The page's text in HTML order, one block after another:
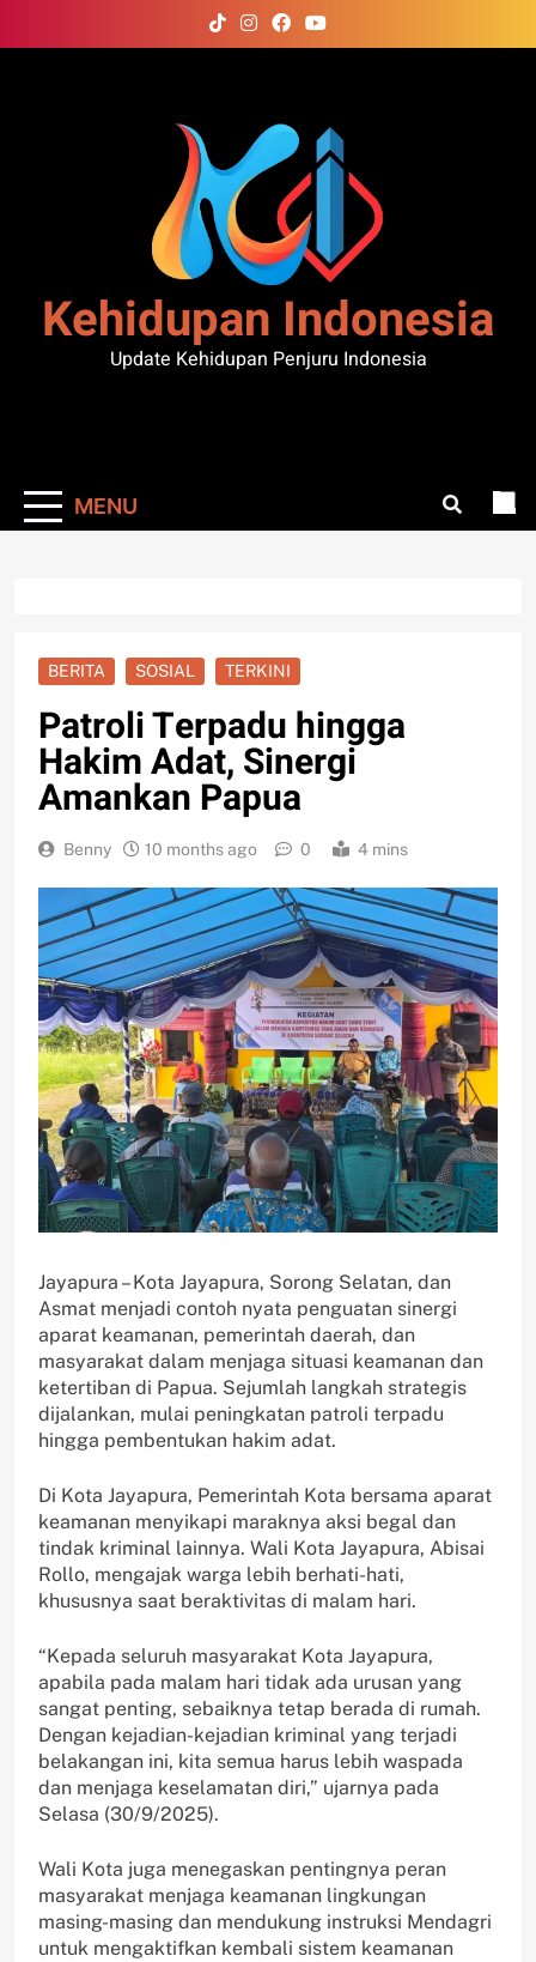
to
Kehidupan Indonesia
Update Kehidupan Penjuru Indonesia
MENU
BERITA SOSIAL TERKINI
Patroli Terpadu hingga
Hakim Adat, Sinergi
Amankan Papua
Benny 10 months ago 0 4 mins
Jayapura – Kota Jayapura, Sorong Selatan, dan
Asmat menjadi contoh nyata penguatan sinergi
aparat keamanan, pemerintah daerah, dan
masyarakat dalam menjaga situasi keamanan dan
ketertiban di Papua. Sejumlah langkah strategis
dijalankan, mulai peningkatan patroli terpadu
hingga pembentukan hakim adat.
Di Kota Jayapura, Pemerintah Kota bersama aparat
keamanan menyikapi maraknya aksi begal dan
tindak kriminal lainnya. Wali Kota Jayapura, Abisai
Rollo, mengajak warga lebih berhati-hati,
khususnya saat beraktivitas di malam hari.
“Kepada seluruh masyarakat Kota Jayapura,
apabila pada malam hari tidak ada urusan yang
sangat penting, sebaiknya tetap berada di rumah.
Dengan kejadian-kejadian kriminal yang terjadi
belakangan ini, kita semua harus lebih waspada
dan menjaga keselamatan diri,” ujarnya pada
Selasa (30/9/2025).
Wali Kota juga menegaskan pentingnya peran
masyarakat menjaga keamanan lingkungan
masing-masing dan mendukung instruksi Mendagri
untuk mengaktifkan kembali sistem keamanan